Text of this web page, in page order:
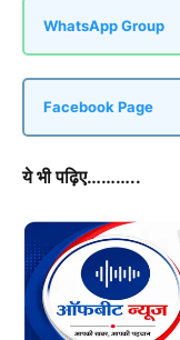
WhatsApp Group
Facebook Page
ये भी पढ़िए………..